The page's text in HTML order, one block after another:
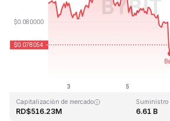
Capitalización de mercado
RD$516.23M 6.61 B